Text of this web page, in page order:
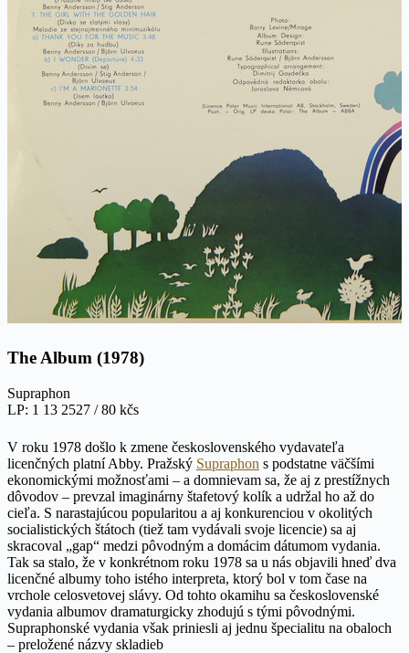
The Album (1978)
Supraphon
LP: 1 13 2527 / 80 kčs
V roku 1978 došlo k zmene československého vydavateľa
licenčných platní Abby. Pražský Supraphon s podstatne väčšími
ekonomickými možnosťami – a domnievam sa, že aj z prestížnych
dôvodov – prevzal imaginárny štafetový kolík a udržal ho až do
cieľa. S narastajúcou popularitou a aj konkurenciou v okolitých
socialistických štátoch (tiež tam vydávali svoje licencie) sa aj
skracoval „gap“ medzi pôvodným a domácim dátumom vydania.
Tak sa stalo, že v konkrétnom roku 1978 sa u nás objavili hneď dva
licenčné albumy toho istého interpreta, ktorý bol v tom čase na
vrchole celosvetovej slávy. Od tohto okamihu sa československé
vydania albumov dramaturgicky zhodujú s tými pôvodnými.
Supraphonské vydania však priniesli aj jednu špecialitu na obaloch
– preložené názvy skladieb